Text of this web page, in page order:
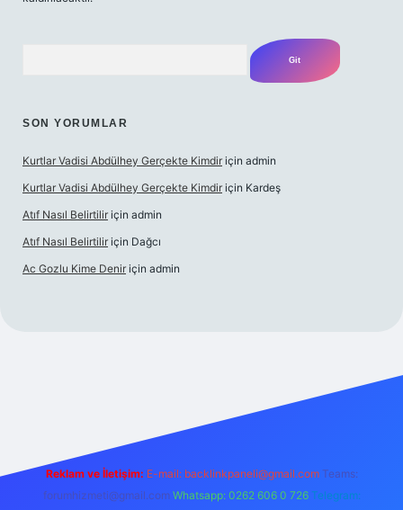
SON YORUMLAR
Kurtlar Vadisi Abdülhey Gerçekte Kimdir için admin
Kurtlar Vadisi Abdülhey Gerçekte Kimdir için Kardeş
Atıf Nasıl Belirtilir için admin
Atıf Nasıl Belirtilir için Dağcı
Ac Gozlu Kime Denir için admin
Reklam ve İletişim: E-mail: backlinkpaneli@gmail.com Teams:
forumhizmeti@gmail.com Whatsapp: 0262 606 0 726 Telegram: